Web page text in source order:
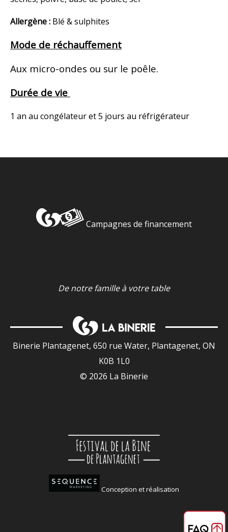
FAQ
Allergène : Blé & sulphites
Mode de réchauffement
Aux micro-ondes ou sur le poêle.
Durée de vie
1 an au congélateur et 5 jours au réfrigérateur
Campagnes de financement
De notre famille à votre table
Binerie Plantagenet, 650 rue Water, Plantagenet, ON
K0B 1L0
© 2026 La Binerie
Conception et réalisation